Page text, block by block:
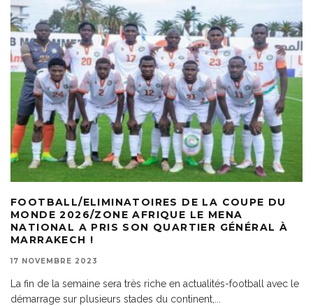
FOOTBALL/ELIMINATOIRES DE LA COUPE DU
MONDE 2026/ZONE AFRIQUE LE MENA
NATIONAL A PRIS SON QUARTIER GÉNÉRAL À
MARRAKECH !
17 NOVEMBRE 2023
La fin de la semaine sera très riche en actualités-football avec le
démarrage sur plusieurs stades du continent,...